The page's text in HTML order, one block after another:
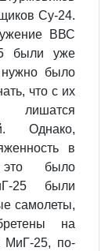
Су-24.
ВВС
были уже
было
что с их
Однако,
в
было
25 были
самолеты,
на
МиГ-25, по-